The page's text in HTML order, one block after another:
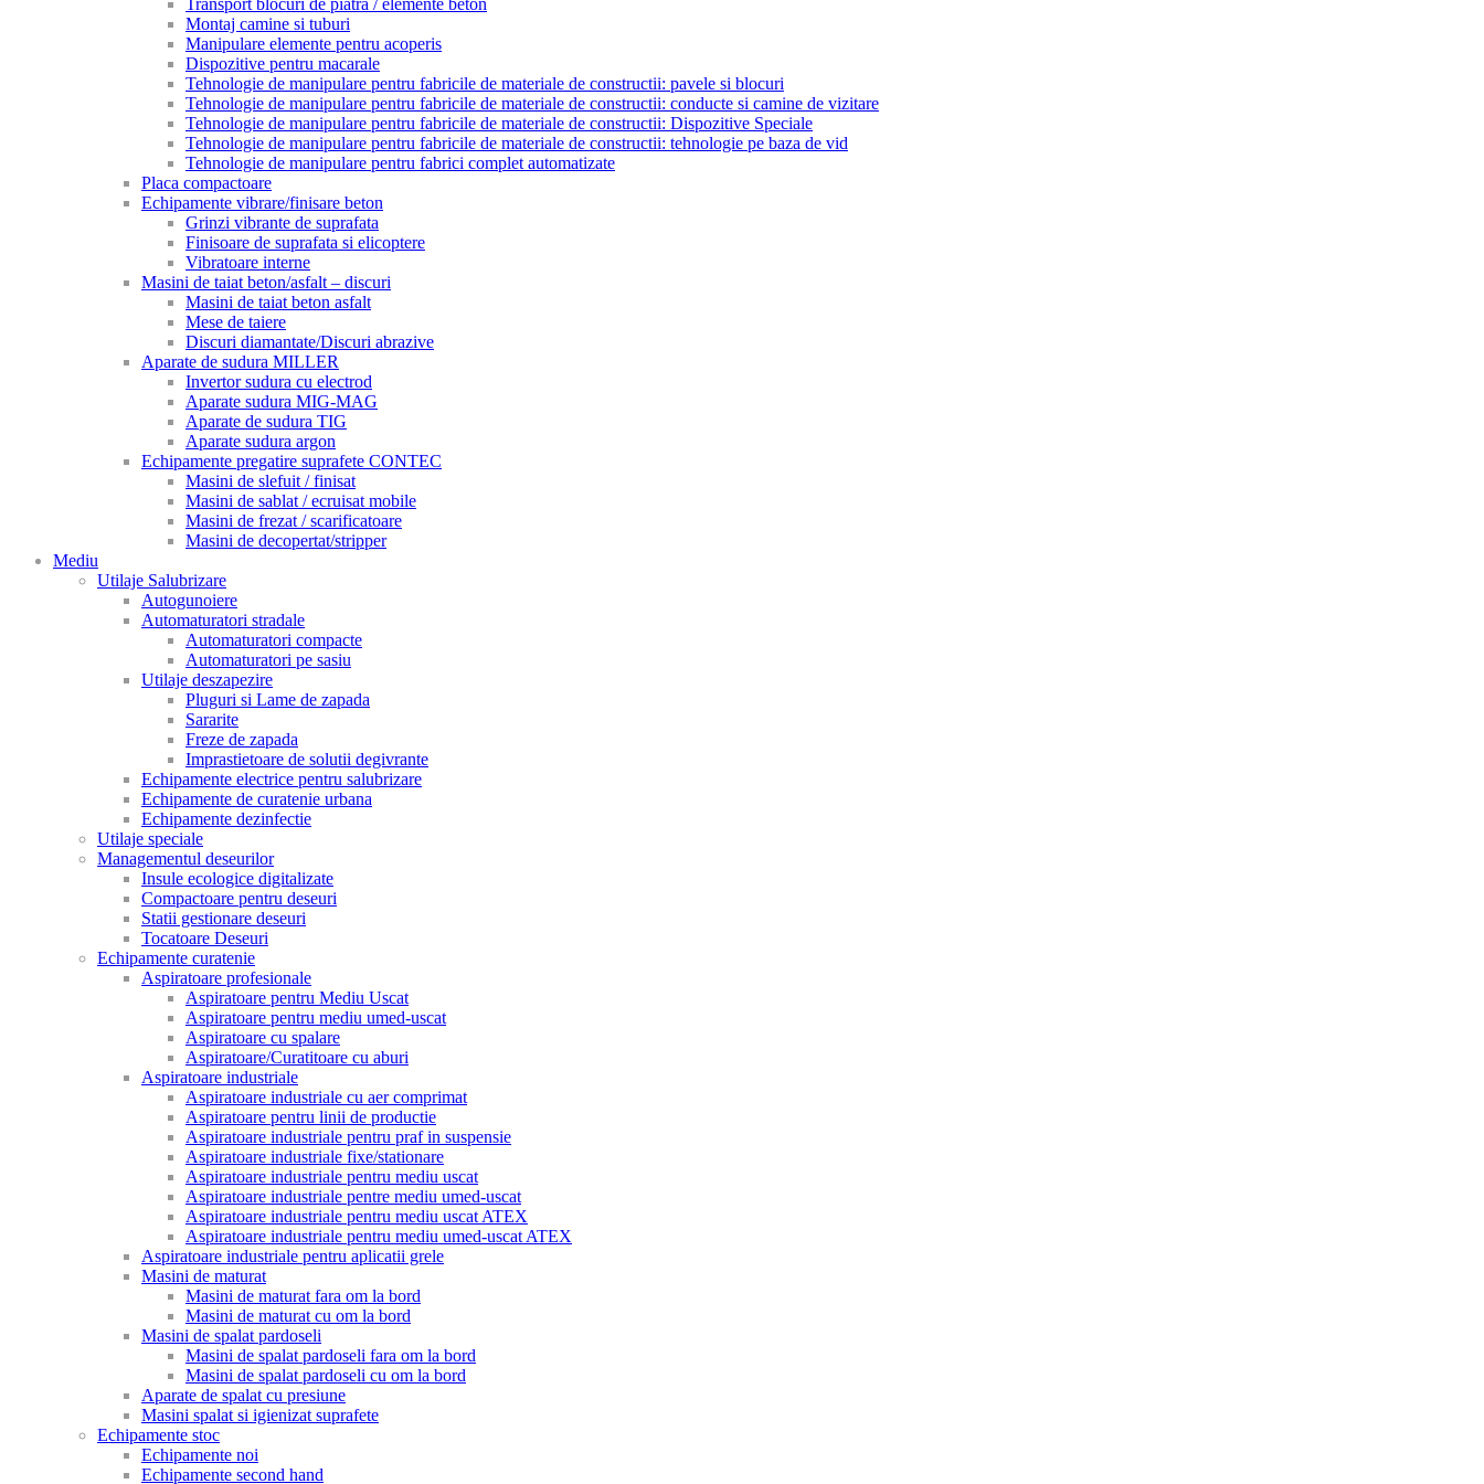
Transport blocuri de piatra / elemente beton
Montaj camine si tuburi
Manipulare elemente pentru acoperis
Dispozitive pentru macarale
Tehnologie de manipulare pentru fabricile de materiale de constructii: pavele si blocuri
Tehnologie de manipulare pentru fabricile de materiale de constructii: conducte si camine de vizitare
Tehnologie de manipulare pentru fabricile de materiale de constructii: Dispozitive Speciale
Tehnologie de manipulare pentru fabricile de materiale de constructii: tehnologie pe baza de vid
Tehnologie de manipulare pentru fabrici complet automatizate
Placa compactoare
Echipamente vibrare/finisare beton
Grinzi vibrante de suprafata
Finisoare de suprafata si elicoptere
Vibratoare interne
Masini de taiat beton/asfalt – discuri
Masini de taiat beton asfalt
Mese de taiere
Discuri diamantate/Discuri abrazive
Aparate de sudura MILLER
Invertor sudura cu electrod
Aparate sudura MIG-MAG
Aparate de sudura TIG
Aparate sudura argon
Echipamente pregatire suprafete CONTEC
Masini de slefuit / finisat
Masini de sablat / ecruisat mobile
Masini de frezat / scarificatoare
Masini de decopertat/stripper
Mediu
Utilaje Salubrizare
Autogunoiere
Automaturatori stradale
Automaturatori compacte
Automaturatori pe sasiu
Utilaje deszapezire
Pluguri si Lame de zapada
Sararite
Freze de zapada
Imprastietoare de solutii degivrante
Echipamente electrice pentru salubrizare
Echipamente de curatenie urbana
Echipamente dezinfectie
Utilaje speciale
Managementul deseurilor
Insule ecologice digitalizate
Compactoare pentru deseuri
Statii gestionare deseuri
Tocatoare Deseuri
Echipamente curatenie
Aspiratoare profesionale
Aspiratoare pentru Mediu Uscat
Aspiratoare pentru mediu umed-uscat
Aspiratoare cu spalare
Aspiratoare/Curatitoare cu aburi
Aspiratoare industriale
Aspiratoare industriale cu aer comprimat
Aspiratoare pentru linii de productie
Aspiratoare industriale pentru praf in suspensie
Aspiratoare industriale fixe/stationare
Aspiratoare industriale pentru mediu uscat
Aspiratoare industriale pentre mediu umed-uscat
Aspiratoare industriale pentru mediu uscat ATEX
Aspiratoare industriale pentru mediu umed-uscat ATEX
Aspiratoare industriale pentru aplicatii grele
Masini de maturat
Masini de maturat fara om la bord
Masini de maturat cu om la bord
Masini de spalat pardoseli
Masini de spalat pardoseli fara om la bord
Masini de spalat pardoseli cu om la bord
Aparate de spalat cu presiune
Masini spalat si igienizat suprafete
Echipamente stoc
Echipamente noi
Echipamente second hand